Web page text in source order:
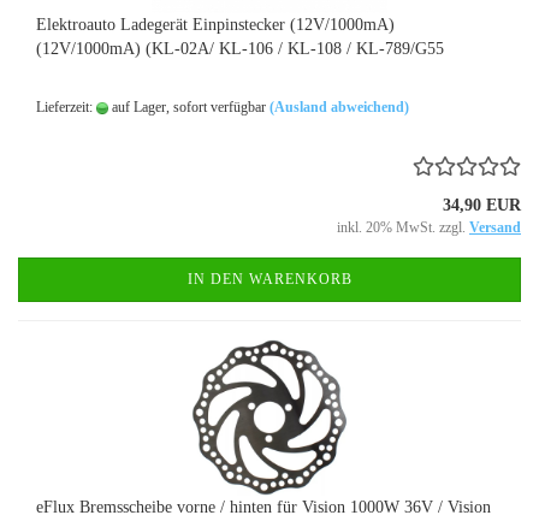
Elektroauto Ladegerät Einpinstecker (12V/1000mA)
(12V/1000mA) (KL-02A/ KL-106 / KL-108 / KL-789/G55
Lieferzeit: auf Lager, sofort verfügbar (Ausland abweichend)
34,90 EUR
inkl. 20% MwSt. zzgl. Versand
IN DEN WARENKORB
eFlux Bremsscheibe vorne / hinten für Vision 1000W 36V / Vision